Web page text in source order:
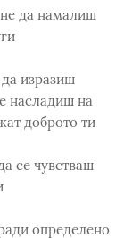
да намалиш
изразиш
насладиш на
доброто ти
се чувстваш
определено